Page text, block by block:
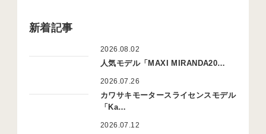
新着記事
2026.08.02
人気モデル「MAXI MIRANDA20…
2026.07.26
カワサキモータースライセンスモデル
「Ka…
2026.07.12